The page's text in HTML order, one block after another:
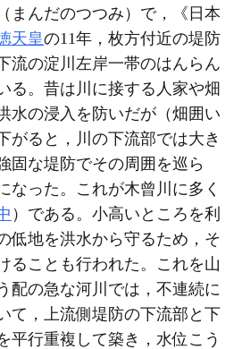
（まんだのつつみ）で，《日本
天皇の11年，枚方付近の堤防
流の淀川左岸一帯のはんらん
る。昔は川に接する人家や畑
水の浸入を防いだが（畑囲い
がると，川の下流部では大き
固な堤防でその周囲を巡ら
なった。これが木曾川に多く
）である。小高いところを利
低地を洪水から守るため，そ
ることも行われた。これを山
配の急な河川では，不連続に
て，上流側堤防の下流部と下
平行重複して築き，水位こう